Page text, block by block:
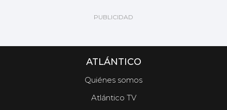
ATLÁNTICO
Quiénes somos
Atlántico TV